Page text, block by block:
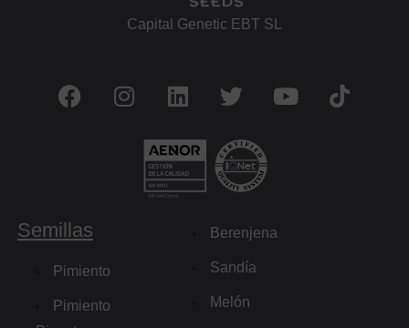
Capital Genetic EBT SL
Semillas
Pimiento
Pimiento
Berenjena
Sandía
Melón